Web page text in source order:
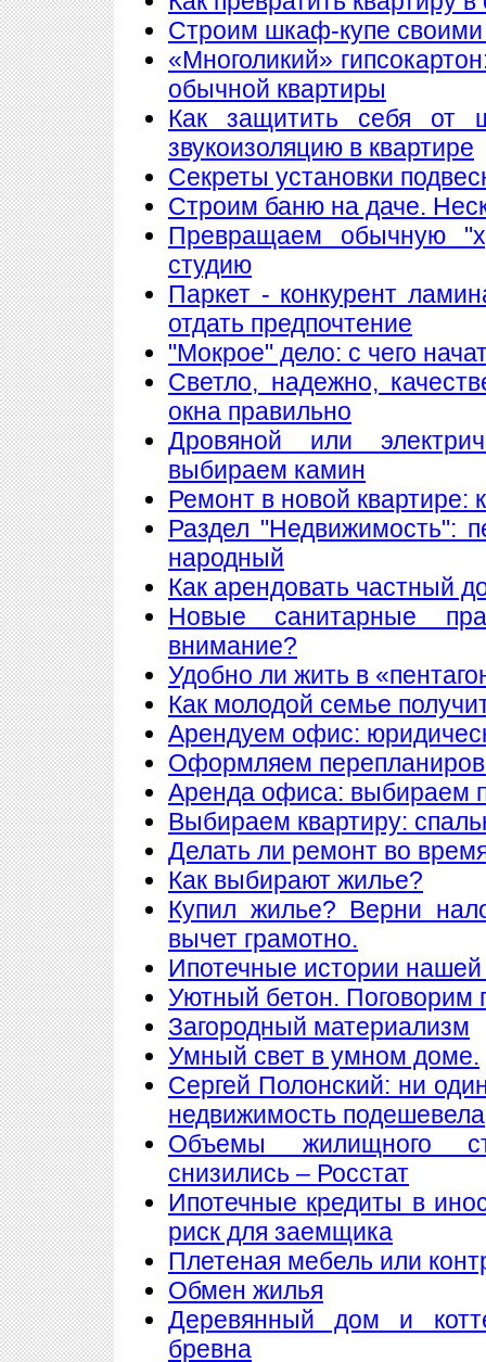
Строим шкаф-купе
«Многоликий»
обычной квартиры
Как защитить себя от
звукоизоляцию в квартире
Секреты установки
Строим баню на даче.
Превращаем обычную
студию
Паркет - конкурент
отдать предпочтение
"Мокрое" дело: с чего
Светло, надежно,
окна правильно
Дровяной или
выбираем камин
Ремонт в новой квартире:
Раздел "Недвижимость":
народный
Как арендовать частный
Новые санитарные
внимание?
Удобно ли жить в
Как молодой семье
Арендуем офис:
Оформляем
Аренда офиса: выбираем
Выбираем квартиру:
Делать ли ремонт во
Как выбирают жилье?
Купил жилье? Верни
вычет грамотно.
Ипотечные истории нашей
Уютный бетон. Поговорим
Загородный материализм
Умный свет в умном доме.
Сергей Полонский: ни
недвижимость подешевела
Объемы жилищного
снизились – Росстат
Ипотечные кредиты в
риск для заемщика
Плетеная мебель или
Обмен жилья
Деревянный дом и
бревна